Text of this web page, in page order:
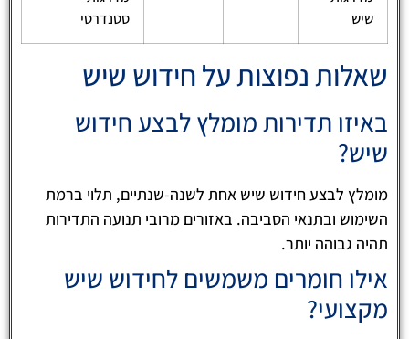
שיש
סטנדרטי
שאלות נפוצות על חידוש שיש
באיזו תדירות מומלץ לבצע חידוש
שיש?
מומלץ לבצע חידוש שיש אחת לשנה-שנתיים, תלוי ברמת
השימוש ובתנאי הסביבה. באזורים מרובי תנועה התדירות
תהיה גבוהה יותר.
אילו חומרים משמשים לחידוש שיש
מקצועי?